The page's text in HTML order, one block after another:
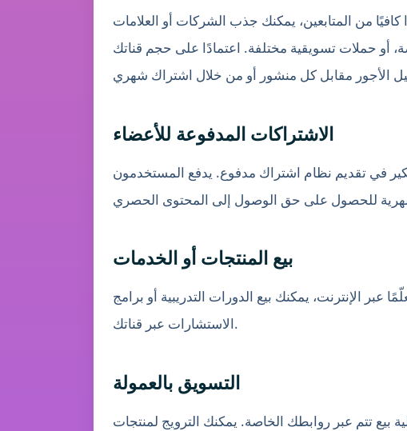
من المتابعين، يمكنك جذب الشركات أو العلامات
أو حملات تسويقية مختلفة. اعتمادًا على حجم قناتك
الاشتراكات المدفوعة للأعضاء
في تقديم نظام اشتراك مدفوع. يدفع المستخدمون
بيع المنتجات أو الخدمات
عبر الإنترنت، يمكنك بيع الدورات التدريبية أو برامج
الاستشارات عبر قناتك.
التسويق بالعمولة
تتم عبر روابطك الخاصة. يمكنك الترويج لمنتجات